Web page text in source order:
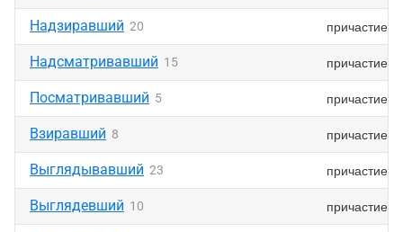
Надзиравший 20 причастие
Надсматривавший 15 причастие
Посматривавший 5 причастие
Взиравший 8 причастие
Выглядывавший 23 причастие
Выглядевший 10 причастие